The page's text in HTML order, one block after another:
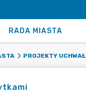
RADA MIASTA
PROJEKTY UCHWAŁ